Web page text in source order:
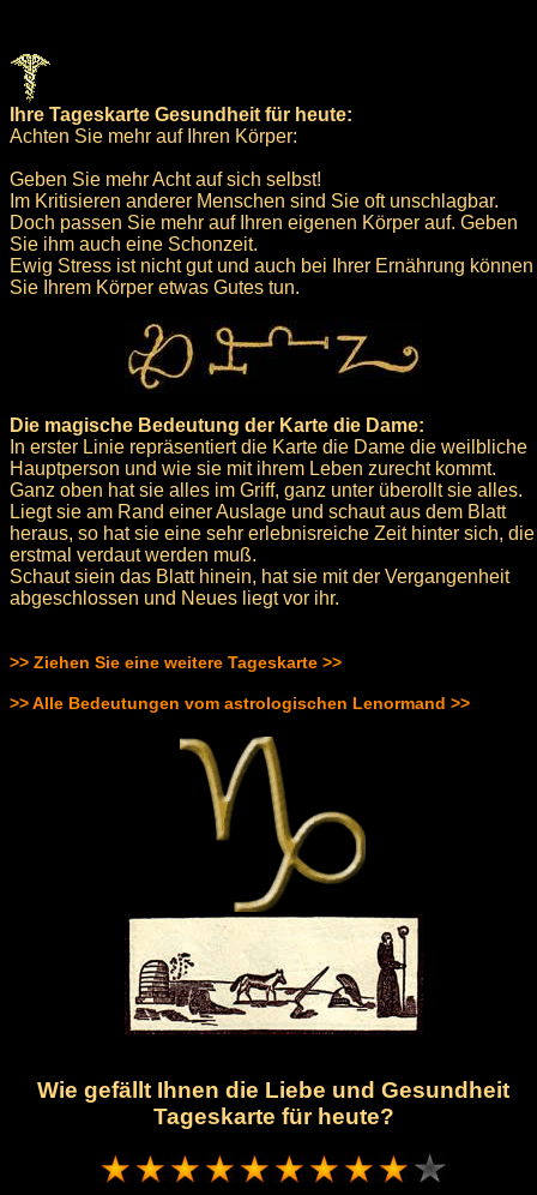
Ihre Tageskarte Gesundheit für heute:
Achten Sie mehr auf Ihren Körper:
Geben Sie mehr Acht auf sich selbst!
Im Kritisieren anderer Menschen sind Sie oft unschlagbar.
Doch passen Sie mehr auf Ihren eigenen Körper auf. Geben
Sie ihm auch eine Schonzeit.
Ewig Stress ist nicht gut und auch bei Ihrer Ernährung können
Sie Ihrem Körper etwas Gutes tun.
Die magische Bedeutung der Karte die Dame:
In erster Linie repräsentiert die Karte die Dame die weilbliche
Hauptperson und wie sie mit ihrem Leben zurecht kommt.
Ganz oben hat sie alles im Griff, ganz unter überollt sie alles.
Liegt sie am Rand einer Auslage und schaut aus dem Blatt
heraus, so hat sie eine sehr erlebnisreiche Zeit hinter sich, die
erstmal verdaut werden muß.
Schaut siein das Blatt hinein, hat sie mit der Vergangenheit
abgeschlossen und Neues liegt vor ihr.
>> Ziehen Sie eine weitere Tageskarte >>
>> Alle Bedeutungen vom astrologischen Lenormand >>
Wie gefällt Ihnen die Liebe und Gesundheit
Tageskarte für heute?